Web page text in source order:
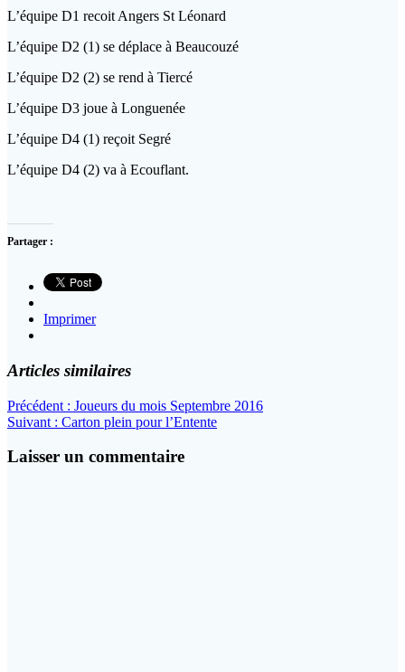
L’équipe D1 recoit Angers St Léonard
L’équipe D2 (1) se déplace à Beaucouzé
L’équipe D2 (2) se rend à Tiercé
L’équipe D3 joue à Longuenée
L’équipe D4 (1) reçoit Segré
L’équipe D4 (2) va à Ecouflant.
Partager :
Imprimer
Articles similaires
Navigation
de
l’article
Précédent : Article
précédent
Joueurs du mois Septembre 2016
Suivant : Article
Carton plein pour l’Entente
Laisser un commentaire